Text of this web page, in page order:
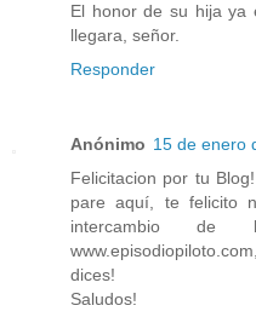
El honor de su hija ya
llegara, señor.
Responder
Anónimo 15 de enero
Felicitacion por tu
pare aquí, te felicito
intercambio
dices!
Saludos!